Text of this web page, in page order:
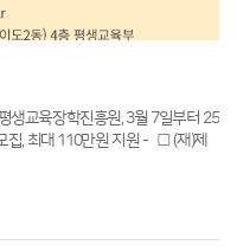
대 110만원 지원 - □ (재)제